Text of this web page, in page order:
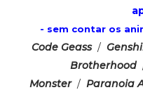
- sem contar os
Code Geass/
Brotherhood
Monster/Paranoia